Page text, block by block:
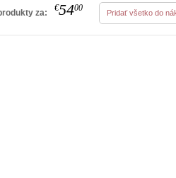
za: €5400 Pridať všetko do